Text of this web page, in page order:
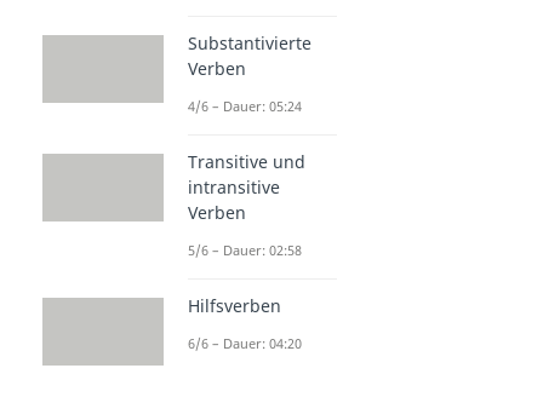
Substantivierte
Verben
4/6 – Dauer: 05:24
Transitive und
intransitive
Verben
5/6 – Dauer: 02:58
Hilfsverben
6/6 – Dauer: 04:20